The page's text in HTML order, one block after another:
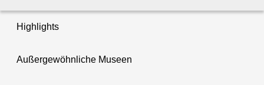
Highlights
Außergewöhnliche Museen